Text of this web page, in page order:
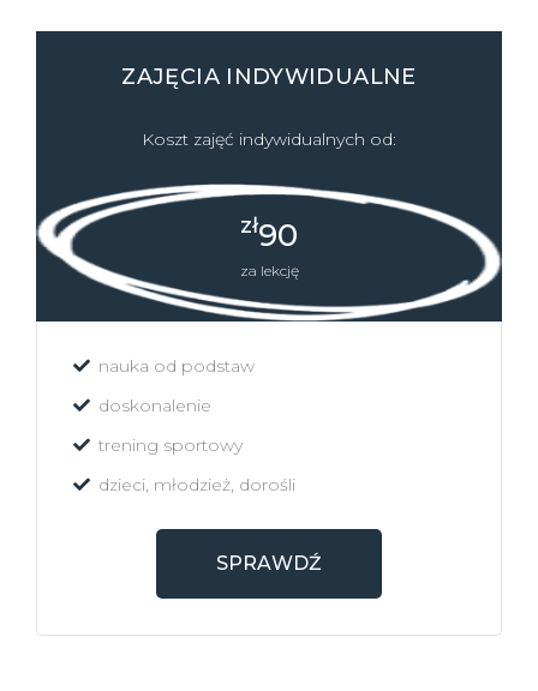
ZAJĘCIA INDYWIDUALNE
Koszt zajęć indywidualnych od:
zł90
za lekcję
nauka od podstaw
doskonalenie
trening sportowy
dzieci, młodzież, dorośli
SPRAWDŹ